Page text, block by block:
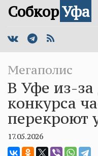
СобкорУфа
Мегаполис
В Уфе из-за
конкурса
перекроют
17.05.2026